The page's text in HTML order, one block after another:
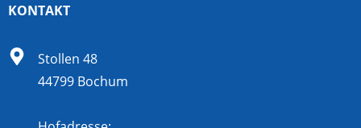
KONTAKT
Stollen 48
44799 Bochum